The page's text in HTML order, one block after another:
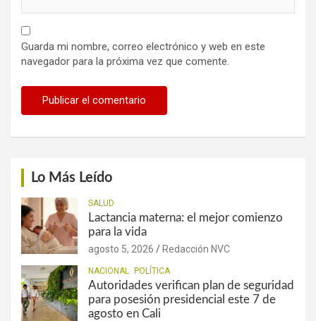
Guarda mi nombre, correo electrónico y web en este
navegador para la próxima vez que comente.
Lo Más Leído
SALUD
Lactancia materna: el mejor comienzo
para la vida
agosto 5, 2026 Redacción NVC
NACIONAL POLÍTICA
Autoridades verifican plan de seguridad
para posesión presidencial este 7 de
agosto en Cali